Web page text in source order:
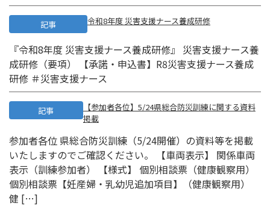
記事 令和8年度 災害支援ナース養成研修
『令和8年度 災害支援ナース養成研修』 災害支援ナース養
成研修（要項） 【承諾・申込書】R8災害支援ナース養成
研修 ＃災害支援ナース
記事
【参加者各位】5/24県総合防災訓練に関する資料
掲載
参加者各位 県総合防災訓練（5/24開催）の資料等を掲載
いたしますのでご確認ください。 【車両表示】 関係車両
表示（訓練参加者） 【様式】 個別相談票（健康観察用）
個別相談票【妊産婦・乳幼児追加項目】（健康観察用）
健 […]